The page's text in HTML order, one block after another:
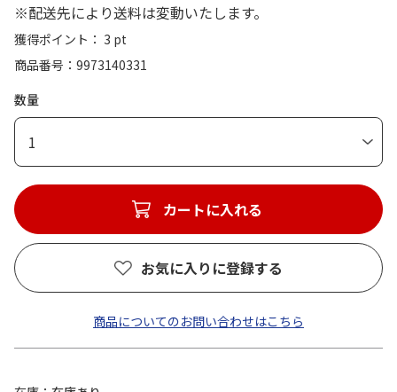
※配送先により送料は変動いたします。
獲得ポイント： 3 pt
商品番号
9973140331
数量
1
カートに入れる
お気に入りに登録する
商品についてのお問い合わせはこちら